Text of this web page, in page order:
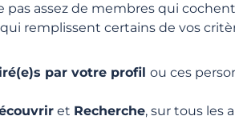
QUESTIONS POPULAIRES
pas assez de membres qui
remplissent certains de vos
par votre profilou ces
et Recherche, sur tous les